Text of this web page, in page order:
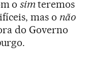
osimteremos
mas onão
do Governo